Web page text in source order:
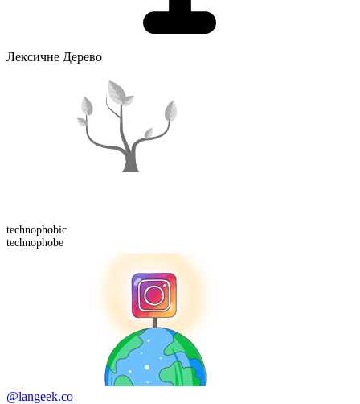
Лексичне Дерево
technophobic
technophobe
@langeek.co